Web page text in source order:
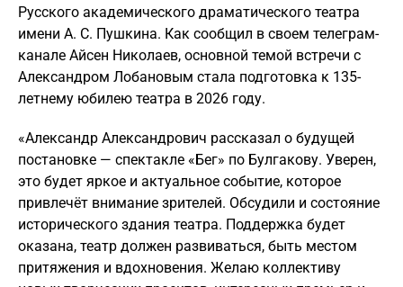
Русского академического драматического театра
имени А. С. Пушкина. Как сообщил в своем телеграм-
канале Айсен Николаев, основной темой встречи с
Александром Лобановым стала подготовка к 135-
летнему юбилею театра в 2026 году.
«Александр Александрович рассказал о будущей
постановке — спектакле «Бег» по Булгакову. Уверен,
это будет яркое и актуальное событие, которое
привлечёт внимание зрителей. Обсудили и состояние
исторического здания театра. Поддержка будет
оказана, театр должен развиваться, быть местом
притяжения и вдохновения. Желаю коллективу